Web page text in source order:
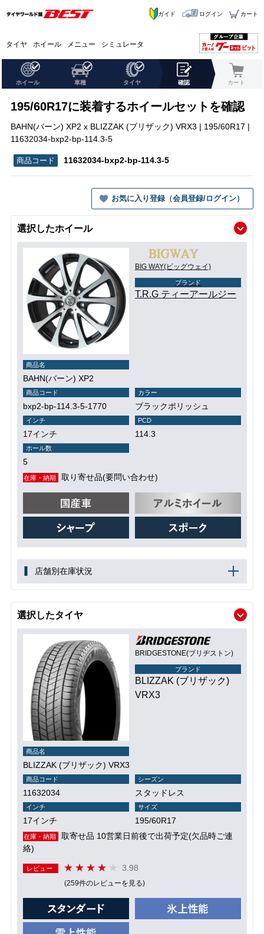
タイヤ ホイール メニュー シミュレータ
ガイド ログイン カート
ホイール 車種 タイヤ 確認 カート
195/60R17に装着するホイールセットを確認
BAHN(バーン) XP2 x BLIZZAK (ブリザック) VRX3 | 195/60R17 |
11632034-bxp2-bp-114.3-5
11632034-bxp2-bp-114.3-5
お気に入り登録（会員登録/ログイン）
選択したホイール
BIG WAY(ビッグウェイ)
ブランド
T.R.G ティーアールジー
商品名
BAHN(バーン) XP2
商品コード
bxp2-bp-114.3-5-1770
カラー
ブラックポリッシュ
インチ
17インチ
PCD
114.3
ホール数
5
在庫・納期 取り寄せ品(要問い合わせ)
店舗別在庫状況
選択したタイヤ
BRIDGESTONE(ブリヂストン)
ブランド
BLIZZAK (ブリザック)
VRX3
商品名
BLIZZAK (ブリザック) VRX3
商品コード
11632034
シーズン
スタッドレス
インチ
17インチ
サイズ
195/60R17
在庫・納期
取寄せ品 10営業日前後で出荷予定(欠品時ご連
絡)
レビュー 3.98
(259件のレビューを見る)